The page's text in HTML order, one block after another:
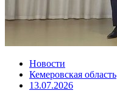
Новости
Кемеровская область
13.07.2026